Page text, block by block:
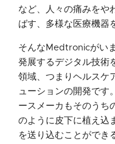
など、人々の痛みをや
ばす、多様な医療機器
そんなMedtronicがい
発展するデジタル技術
領域、つまりヘルスケ
ューションの開発です
ースメーカもそのうち
のように皮下に植え込
を送り込むことができ